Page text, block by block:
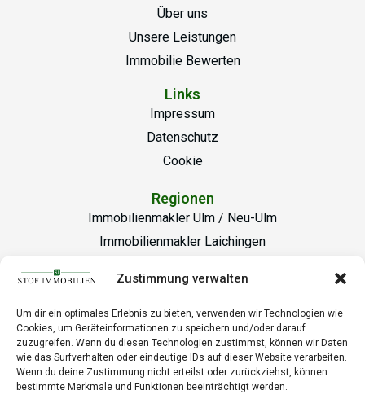
Zustimmung verwalten
Um dir ein optimales Erlebnis zu bieten, verwenden wir Technologien wie
Cookies, um Geräteinformationen zu speichern und/oder darauf
zuzugreifen. Wenn du diesen Technologien zustimmst, können wir Daten
wie das Surfverhalten oder eindeutige IDs auf dieser Website verarbeiten.
Wenn du deine Zustimmung nicht erteilst oder zurückziehst, können
bestimmte Merkmale und Funktionen beeinträchtigt werden.
Über uns
Unsere Leistungen
Immobilie Bewerten
Links
Impressum
Datenschutz
Cookie
Regionen
Immobilienmakler Ulm / Neu-Ulm
Immobilienmakler Laichingen
Büro Laichingen
info@stof-immobilien.de
+49 7333 20 12 00-0
Büro Ulm